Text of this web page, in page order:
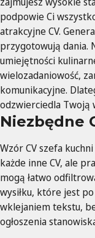
podpowie Ci
atrakcyjne CV.
przygotowują dania.
umiejętności
wielozadaniowość,
komunikacyjne.
odzwierciedla Twoją
Niezbędne
Wzór CV szefa
każde inne CV, ale
mogą łatwo
wysiłku, które jest
wklejaniem tekstu,
ogłoszenia